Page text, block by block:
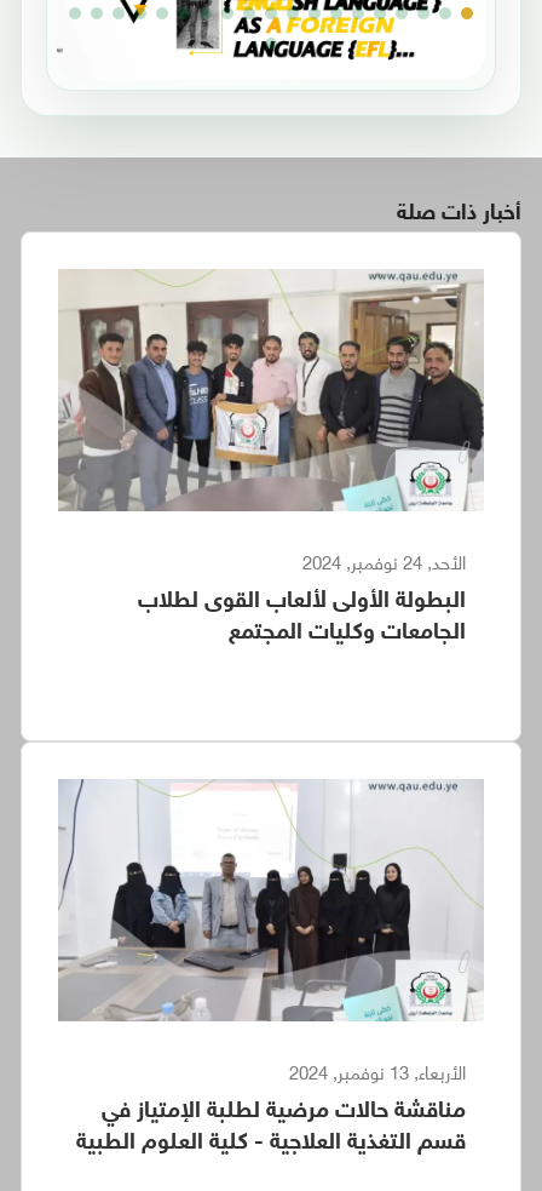
أخبار ذات صلة
الأحد, 24 نوفمبر, 2024
البطولة الأولى لألعاب القوى لطلاب
الجامعات وكليات المجتمع
الأربعاء, 13 نوفمبر, 2024
مناقشة حالات مرضية لطلبة الإمتياز في
قسم التغذية العلاجية - كلية العلوم الطبية